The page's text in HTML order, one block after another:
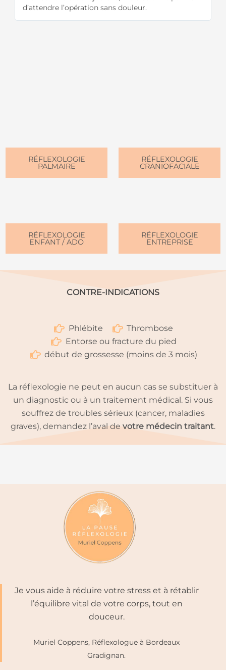
d’attendre l’opération sans douleur.
RÉFLEXOLOGIE
PALMAIRE
RÉFLEXOLOGIE
CRANIOFACIALE
RÉFLEXOLOGIE
ENFANT / ADO
RÉFLEXOLOGIE
ENTREPRISE
CONTRE-INDICATIONS
Phlébite
Thrombose
Entorse ou fracture du pied
début de grossesse (moins de 3 mois)
La réflexologie ne peut en aucun cas se substituer à
un diagnostic ou à un traitement médical. Si vous
souffrez de troubles sérieux (cancer, maladies
graves), demandez l’aval de votre médecin traitant.
Je vous aide à réduire votre stress et à rétablir
l’équilibre vital de votre corps, tout en
douceur.
Muriel Coppens, Réflexologue à Bordeaux
Gradignan.